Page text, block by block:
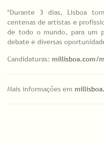
"Durante 3 dias, Lisboa
centenas de artistas e
de todo o mundo, para um
debate e diversas
Candidaturas: millisboa.com/
Mais informações em